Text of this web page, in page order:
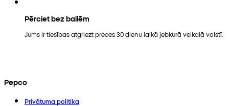
Pērciet bez bailēm
Jums ir tiesības atgriezt preces 30 dienu laikā jebkurā veikalā valstī.
Pepco
Privātuma politika